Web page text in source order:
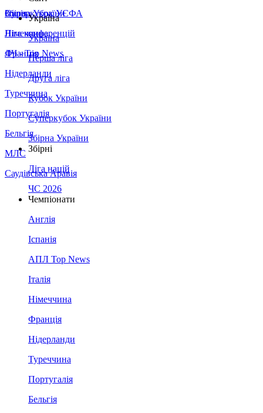
Збірна України
Італія
Німеччина
Франція
Нідерланди
Туреччина
Португалія
Бельгія
МЛС
Саудівська Аравія
Суперкубок УЄФА
Ліга конференцій
ЛЧ - Top News
Україна
Україна
Перша ліга
Друга ліга
Кубок України
Суперкубок України
Збірна України
Збірні
Ліга націй
ЧС 2026
Чемпіонати
Англія
Іспанія
АПЛ Top News
Італія
Німеччина
Франція
Нідерланди
Туреччина
Португалія
Бельгія